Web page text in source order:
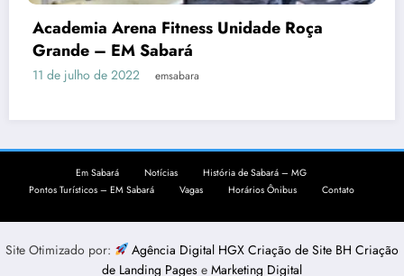
Academia Arena Fitness Unidade Roça
Grande – EM Sabará
11 de julho de 2022 emsabara
Em Sabará Notícias
História de Sabará – MG
Pontos Turísticos – EM Sabará
Vagas Horários Ônibus Contato
Site Otimizado por: Agência Digital HGX Criação de Site BHCriação
de Landing Pages e Marketing Digital